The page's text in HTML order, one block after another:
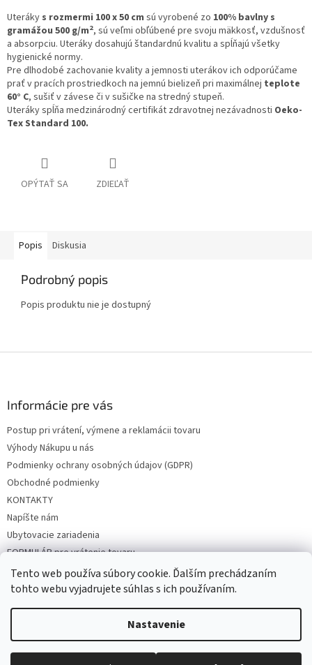
Tento web používa súbory cookie. Ďalším prechádzaním
tohto webu vyjadrujete súhlas s ich používaním.
Nastavenie
Uteráky s rozmermi 100 x 50 cm sú vyrobené zo 100% bavlny s
gramážou 500 g/m2, sú veľmi obľúbené pre svoju mäkkosť, vzdušnosť
a absorpciu. Uterákydosahujú štandardnú kvalitu a spĺňajú všetky
hygienické normy.
Pre dlhodobé zachovanie kvality a jemnosti uterákov ich odporúčame
prať v pracích prostriedkoch na jemnú bielizeň pri maximálnej teplote
60° C, sušiť v závese či v sušičke na stredný stupeň.
Uteráky spĺňa medzinárodnýcertifikát zdravotnej nezávadnosti Oeko-
Tex Standard 100.
OPÝTAŤ SA ZDIEĽAŤ
Popis Diskusia
Podrobný popis
Popis produktu nie je dostupný
Informácie pre vás
Postup pri vrátení, výmene a reklamácii tovaru
Výhody Nákupu u nás
Podmienky ochrany osobných údajov (GDPR)
Obchodné podmienky
KONTAKTY
Napíšte nám
Ubytovacie zariadenia
FORMULÁR pre vrátenie tovaru
Copyright 2026FíHa. Všetky práva vyhradené.Upraviť nastavenie